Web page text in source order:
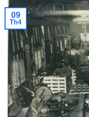
09
Th4